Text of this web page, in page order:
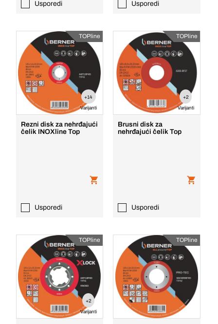
Usporedi Usporedi
TOPline
+14
Varijanti
Rezni disk za nehrđajući
čelik INOXline Top
Usporedi
TOPline
+2
Varijanti
Brusni disk za
nehrđajući čelik Top
Usporedi
TOPline
+2
Varijanti
TOPline